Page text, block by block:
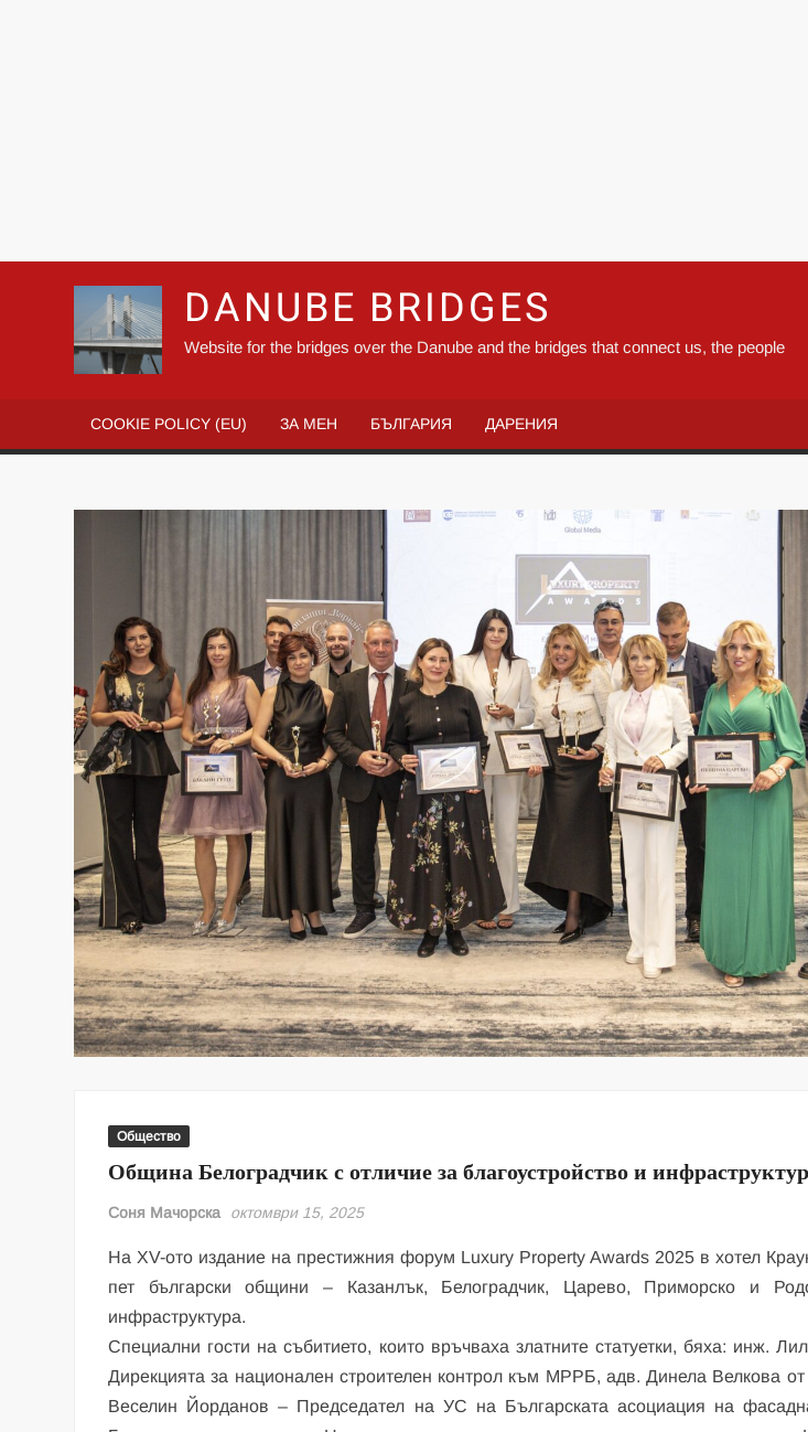
DANUBE BRIDGES
Website for the bridges over the Danube and the bridges that connect us, the people
COOKIE POLICY (EU) ЗА МЕН БЪЛГАРИЯ ДАРЕНИЯ
Общество
Община Белоградчик с отличие за благоустройство и
Соня Мачорска октомври 15, 2025
На XV-ото издание на престижния форум Luxury Property Awards 2025 в хотел
пет български общини – Казанлък, Белоградчик, Царево, Приморско и
инфраструктура.
Специални гости на събитието, които връчваха златните статуетки, бяха: инж.
Дирекцията за национален строителен контрол към МРРБ, адв. Динела Велкова
Веселин Йорданов – Председател на УС на Българската асоциация на